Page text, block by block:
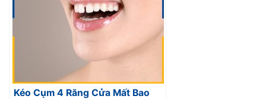
Kéo Cụm 4 Răng Cửa Mất Bao